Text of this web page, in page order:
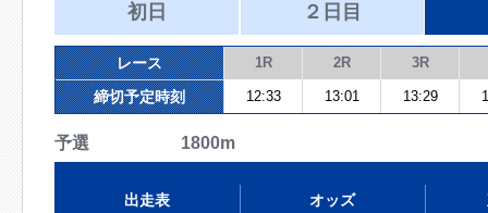
初日 ２日目
レース 1R 2R 3R
締切予定時刻 12:33 13:01 13:29
予選 1800m
出走表 オッズ